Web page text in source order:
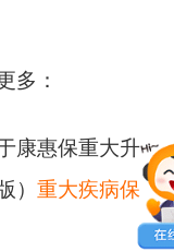
多：
康惠保重大升
） 重大疾病保